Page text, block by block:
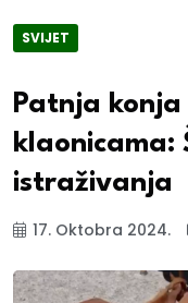
SVIJET
Patnja
klaonicama:
istraživanja
17. Oktobra 2024.